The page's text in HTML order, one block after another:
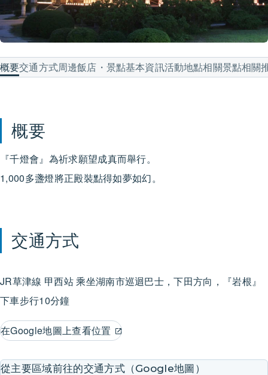
概要交通方式周邊飯店・景點基本資訊活動地點相關景點相關
概要
『千燈會』為祈求願望成真而舉行。
1,000多盞燈將正殿裝點得如夢如幻。
交通方式
JR草津線 甲西站乘坐湖南市巡迴巴士，下田方向，『岩根』
下車步行10分鐘
在Google地圖上查看位置
從主要區域前往的交通方式（Google地圖）